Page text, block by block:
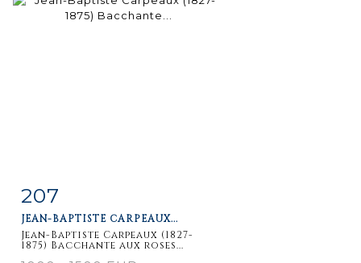
Fiche
207
JEAN-BAPTISTE CARPEAUX...
Jean-Baptiste Carpeaux (1827-
1875) Bacchante aux roses...